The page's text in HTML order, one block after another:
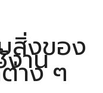
สิ่งของ
งาน
าง ๆ